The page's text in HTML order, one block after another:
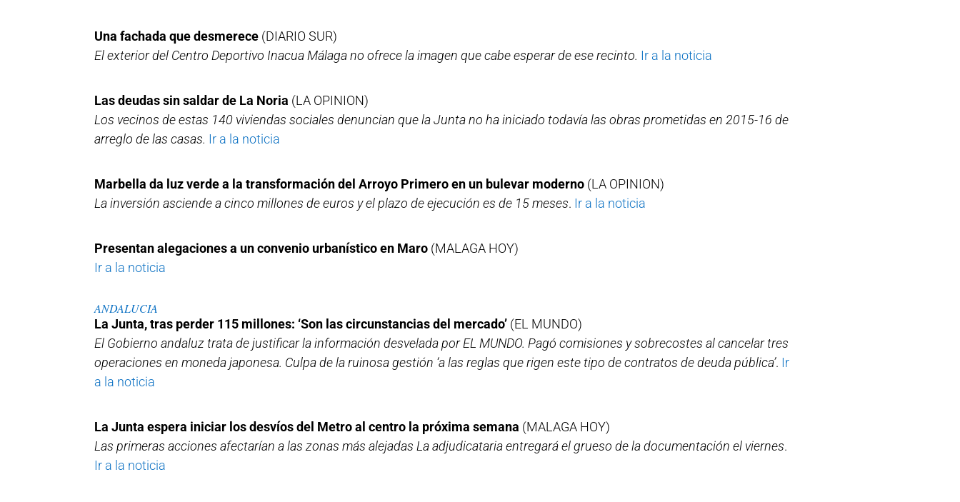
Una fachada que desmerece (DIARIO SUR)
El exterior del Centro Deportivo Inacua Málaga no ofrece la imagen que cabe esperar de ese recinto. Ir a la noticia
Las deudas sin saldar de La Noria (LA OPINION)
Los vecinos de estas 140 viviendas sociales denuncian que la Junta no ha iniciado todavía las obras prometidas en 2015-16 de
arreglo de las casas. Ir a la noticia
Marbella da luz verde a la transformación del Arroyo Primero en un bulevar moderno (LA OPINION)
La inversión asciende a cinco millones de euros y el plazo de ejecución es de 15 meses. Ir a la noticia
Presentan alegaciones a un convenio urbanístico en Maro (MALAGA HOY)
Ir a la noticia
ANDALUCIA
La Junta, tras perder 115 millones: ‘Son las circunstancias del mercado’ (EL MUNDO)
El Gobierno andaluz trata de justificar la información desvelada por EL MUNDO. Pagó comisiones y sobrecostes al cancelar tres
operaciones en moneda japonesa. Culpa de la ruinosa gestión ‘a las reglas que rigen este tipo de contratos de deuda pública’. Ir
a la noticia
La Junta espera iniciar los desvíos del Metro al centro la próxima semana (MALAGA HOY)
Las primeras acciones afectarían a las zonas más alejadas La adjudicataria entregará el grueso de la documentación el viernes.
Ir a la noticia